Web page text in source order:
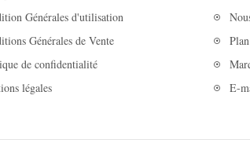
Générales d'utilisation
Générales de Vente
de confidentialité
légales
E-